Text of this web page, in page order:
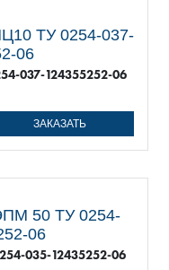
037-124355252-06
ЗАКАЗАТЬ
035-12435252-06